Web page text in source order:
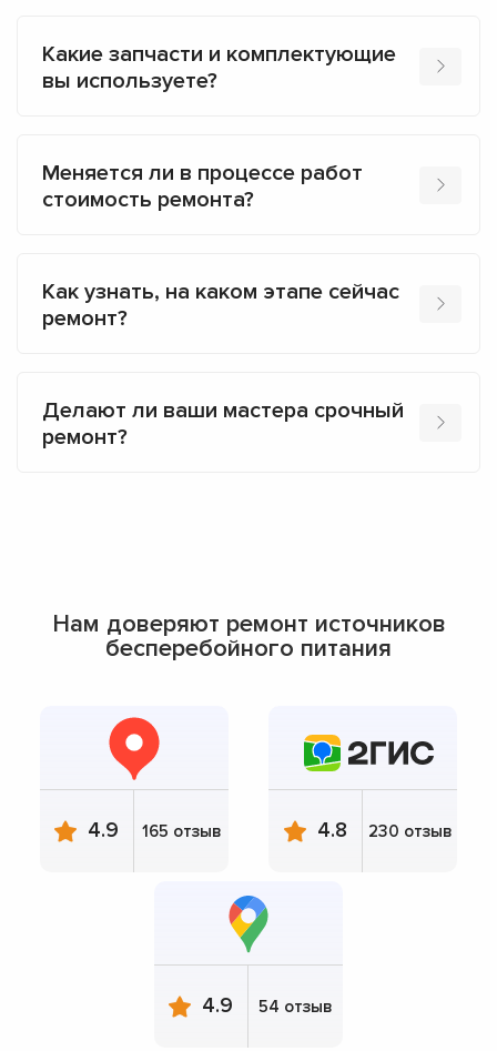
Какие запчасти и комплектующие
вы используете?
Меняется ли в процессе работ
стоимость ремонта?
Как узнать, на каком этапе сейчас
ремонт?
Делают ли ваши мастера срочный
ремонт?
Нам доверяют ремонт источников
бесперебойного питания
4.9 165 отзыв 4.8 230 отзыв
4.9 54 отзыв